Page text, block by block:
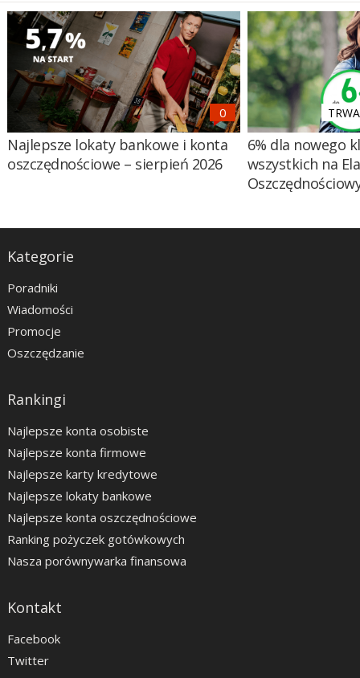
Najlepsze lokaty bankowe i konta
oszczędnościowe – sierpień 2026
6% dla nowego
wszystkich na
Kategorie
Poradniki
Wiadomości
Promocje
Oszczędzanie
Rankingi
Najlepsze konta osobiste
Najlepsze konta firmowe
Najlepsze karty kredytowe
Najlepsze lokaty bankowe
Najlepsze konta oszczędnościowe
Ranking pożyczek gotówkowych
Nasza porównywarka finansowa
Kontakt
Facebook
Twitter